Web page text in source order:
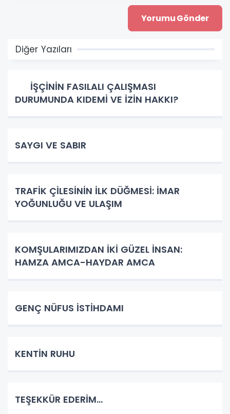
Diğer Yazıları
İŞÇİNİN FASILALI ÇALIŞMASI
DURUMUNDA KIDEMİ VE İZİN HAKKI?
SAYGI VE SABIR
TRAFİK ÇİLESİNİN İLK DÜĞMESİ: İMAR
YOĞUNLUĞU VE ULAŞIM
KOMŞULARIMIZDAN İKİ GÜZEL İNSAN:
HAMZA AMCA-HAYDAR AMCA
GENÇ NÜFUS İSTİHDAMI
KENTİN RUHU
TEŞEKKÜR EDERİM…